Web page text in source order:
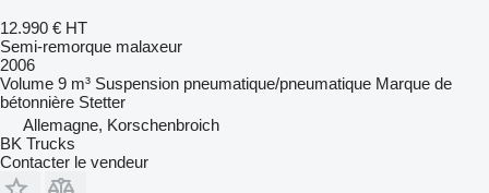
12.990 € HT
Semi-remorque malaxeur
2006
Volume 9 m³ Suspension pneumatique/pneumatique Marque de
bétonnière Stetter
Allemagne, Korschenbroich
BK Trucks
Contacter le vendeur